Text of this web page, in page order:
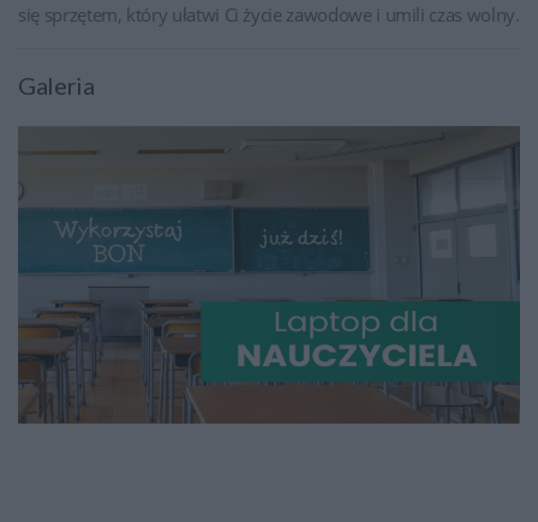
się sprzętem, który ułatwi Ci życie zawodowe i umili czas wolny.
Galeria